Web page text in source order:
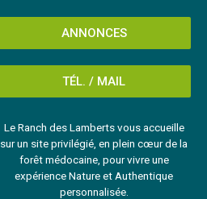
ANNONCES
TÉL. / MAIL
Le Ranch des Lamberts vous accueille
sur un site privilégié, en plein cœur de la
forêt médocaine, pour vivre une
expérience Nature et Authentique
personnalisée.